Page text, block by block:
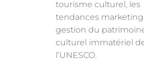
tourisme culturel, les
tendances marketing
gestion du
culturel immatériel
l’UNESCO.